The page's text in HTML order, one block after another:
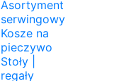
Asortyment
serwingowy
Kosze na
pieczywo
Stoły |
regały